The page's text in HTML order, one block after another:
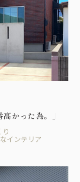
かった為。」
インテリア